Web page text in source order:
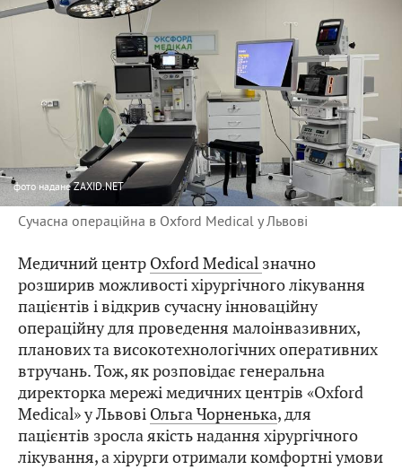
фото надане ZAXID.NET
Сучасна операційна в Oxford Medical у Львові
Медичний центр Oxford Medical значно
розширив можливості хірургічного лікування
пацієнтів і відкрив сучасну інноваційну
операційну для проведення малоінвазивних,
планових та високотехнологічних оперативних
втручань. Тож, як розповідає генеральна
директорка мережі медичних центрів «Oxford
Medical» у Львові Ольга Чорненька, для
пацієнтів зросла якість надання хірургічного
лікування, а хірурги отримали комфортні умови